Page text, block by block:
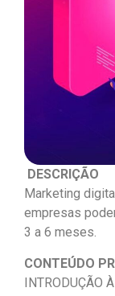
DESCRIÇÃO
Marketing
empresas
3 a 6 meses.
CONTEÚDO
INTRODUÇÃO